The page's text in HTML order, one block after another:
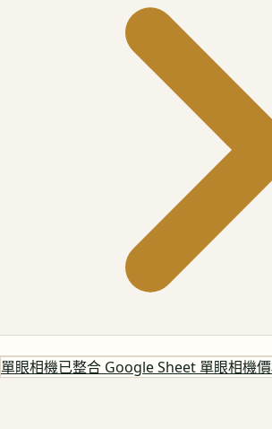
單眼相機已整合 Google Sheet 單眼相機價